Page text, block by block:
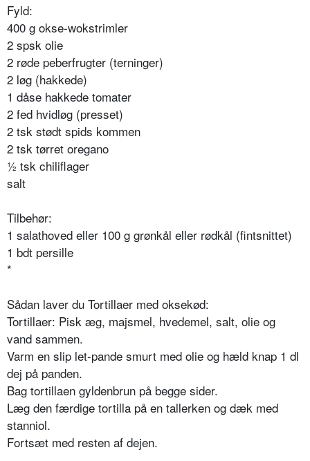
Fyld:
400 g okse-wokstrimler
2 spsk olie
2 røde peberfrugter (terninger)
2 løg (hakkede)
1 dåse hakkede tomater
2 fed hvidløg (presset)
2 tsk stødt spids kommen
2 tsk tørret oregano
½ tsk chiliflager
salt
Tilbehør:
1 salathoved eller 100 g grønkål eller rødkål (fintsnittet)
1 bdt persille
*
Sådan laver du Tortillaer med oksekød:
Tortillaer: Pisk æg, majsmel, hvedemel, salt, olie og
vand sammen.
Varm en slip let-pande smurt med olie og hæld knap 1 dl
dej på panden.
Bag tortillaen gyldenbrun på begge sider.
Læg den færdige tortilla på en tallerken og dæk med
stanniol.
Fortsæt med resten af dejen.